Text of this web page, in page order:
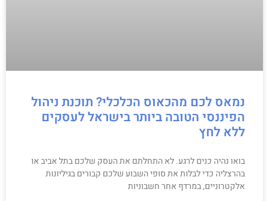
נמאס לכם מהכאוס הכלכלי? תוכנת ניהול
הפיננסי הטובה ביותר בישראל לעסקים
ללא לחץ
בואו נהיה כנים לרגע. לא התחלתם את העסק שלכם בתל אביב או
בהרצליה כדי לבלות את סופי השבוע שלכם קבורים בגיליונות
אלקטרוניים, במרדף אחר חשבוניות